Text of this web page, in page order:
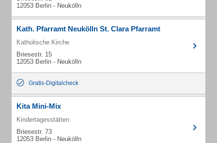
12053 Berlin - Neukölln
Kath. Pfarramt Neukölln St. Clara Pfarramt
Katholische Kirche
Briesestr. 15
12053 Berlin - Neukölln
Gratis-Digitalcheck
Kita Mini-Mix
Kindertagesstätten
Briesestr. 73
12053 Berlin - Neukölln